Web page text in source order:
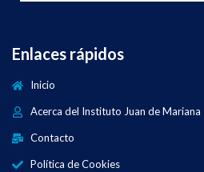
Enlaces rápidos
Inicio
Acerca del Instituto Juan de Mariana
Contacto
Política de Cookies